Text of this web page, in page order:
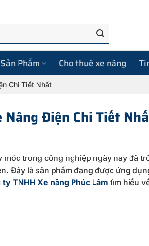
Sản Phẩm Cho thuê xe nâng
Chi Tiết Nhất
Nâng Điện Chi Tiết
trong công nghiệp ngày nay đã
Đây là sản phẩm đang được ứng
ty TNHH Xe nâng Phúc Lâm tìm hiểu